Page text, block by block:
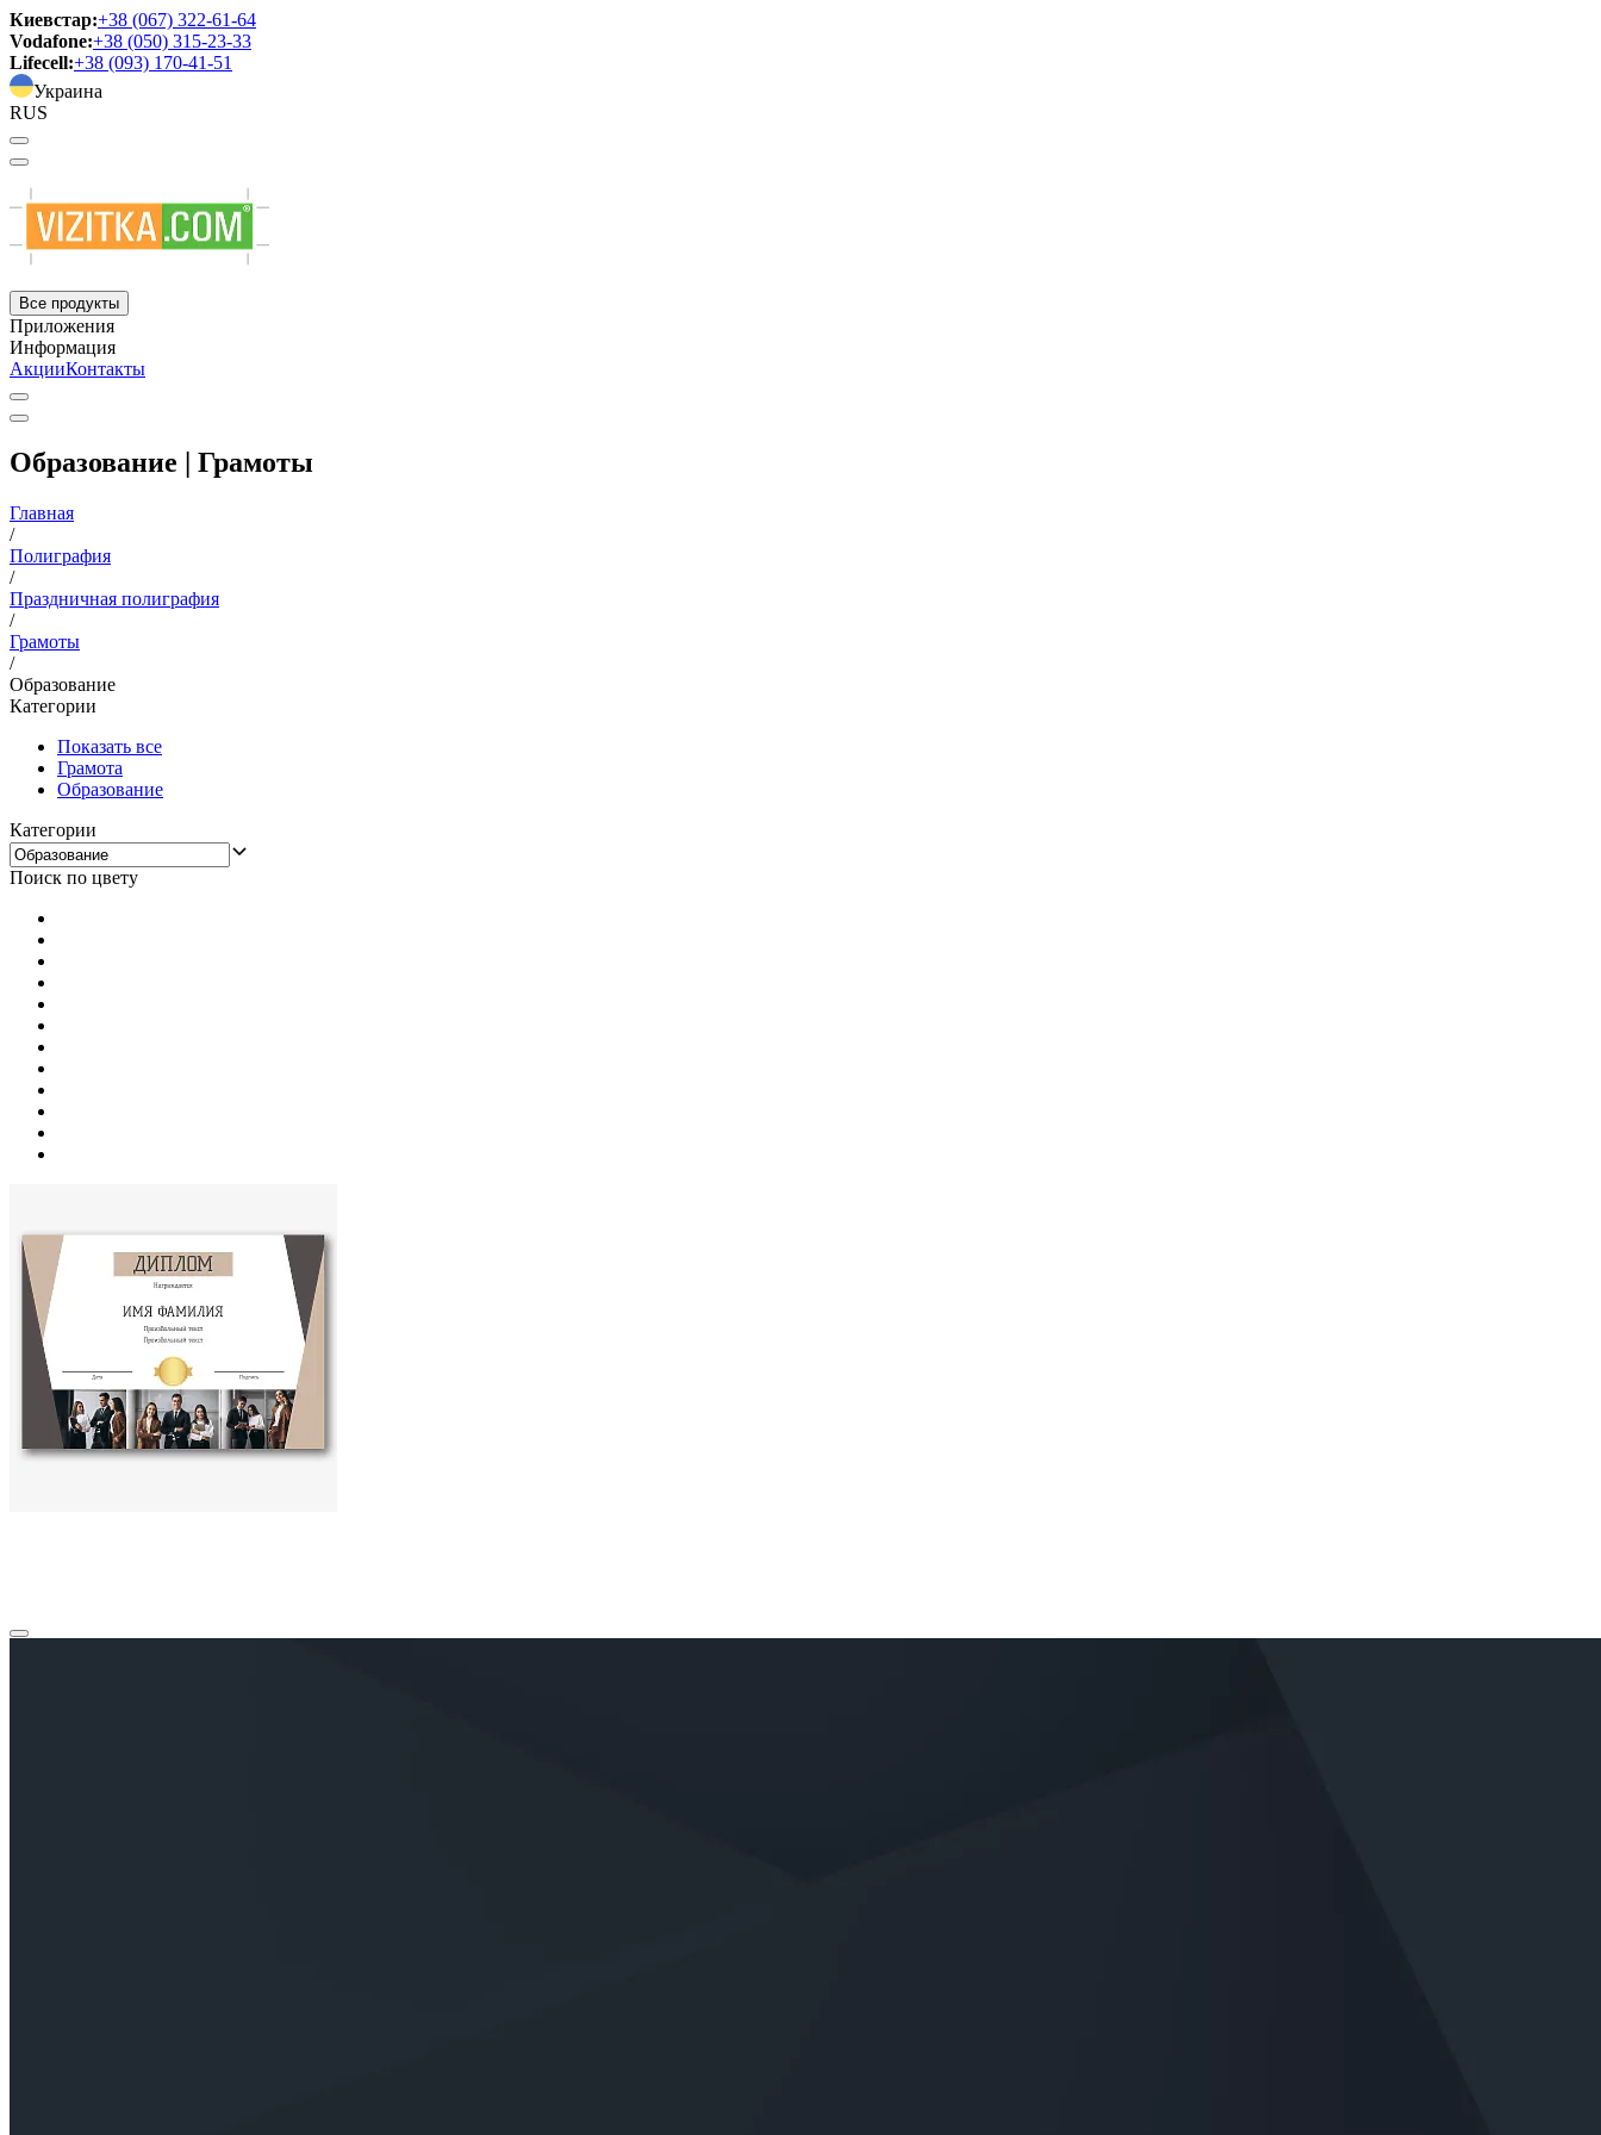
Киевстар:+38 (067) 322-61-64
Vodafone:+38 (050) 315-23-33
Lifecell:+38 (093) 170-41-51
Украина
RUS
Все продукты
Приложения
Информация
АкцииКонтакты
Образование | Грамоты
Главная
/
Полиграфия
/
Праздничная полиграфия
/
Грамоты
/
Образование
Категории
Показать все
Грамота
Образование
Категории
Поиск по цвету